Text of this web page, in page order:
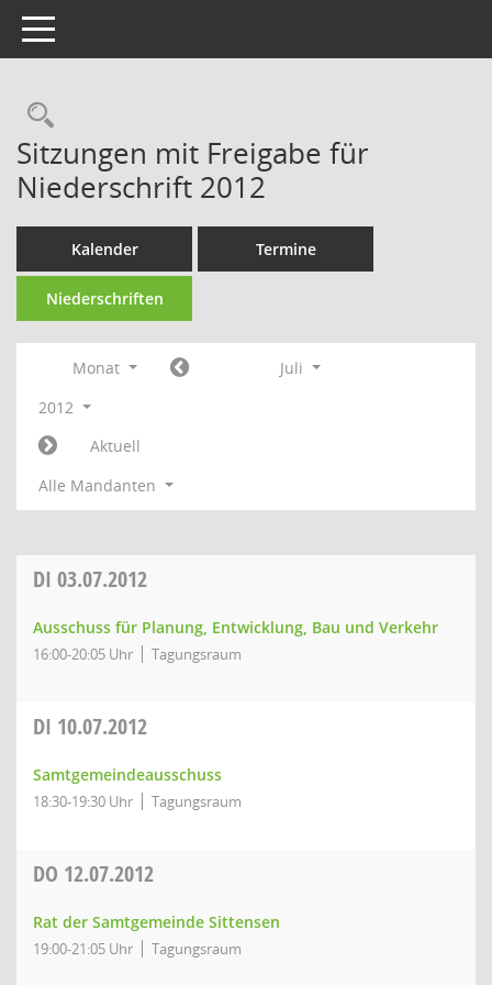
Toggle navigation
Rechercheauswahl
Sitzungen mit Freigabe für
Niederschrift 2012
Kalender Termine
Niederschriften
Monat
Juli
2012
Aktuell
Alle Mandanten
DI 03.07.2012
Ausschuss für Planung, Entwicklung, Bau und Verkehr
16:00-20:05 Uhr Tagungsraum
DI 10.07.2012
Samtgemeindeausschuss
18:30-19:30 Uhr Tagungsraum
DO 12.07.2012
Rat der Samtgemeinde Sittensen
19:00-21:05 Uhr Tagungsraum